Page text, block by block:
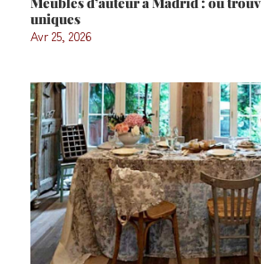
uniques
Avr 25, 2026